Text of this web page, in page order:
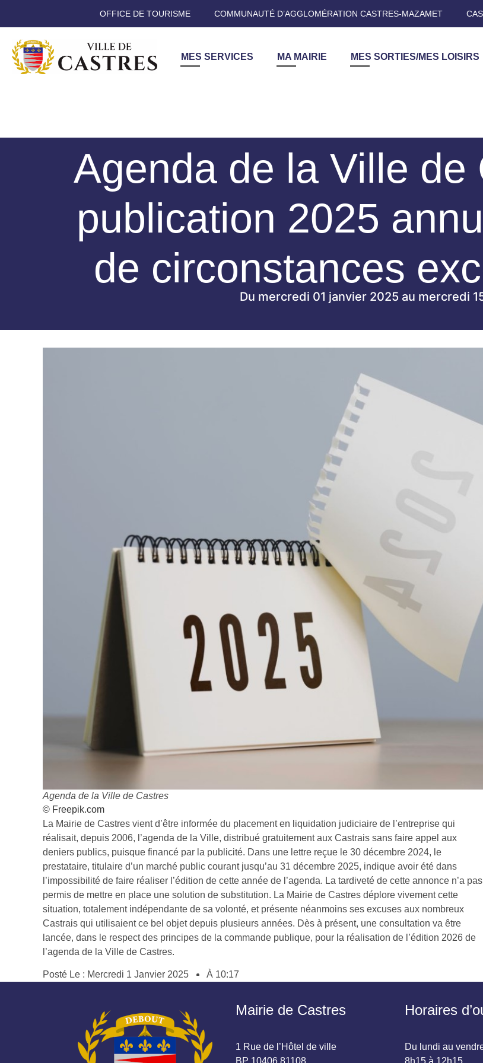
OFFICE DE TOURISME COMMUNAUTÉ D’AGGLOMÉRATION CASTRES-MAZAMET
MES SERVICES MA MAIRIE MES SORTIES/MES LOISIRS
Agenda de la Ville de
publication 2025
de circonstances
Du mercredi 01 janvier 2025 au mercredi
Agenda de la Ville de Castres
© Freepik.com
La Mairie de Castres vient d’être informée du placement en liquidation judiciaire de l’entreprise qui
réalisait, depuis 2006, l’agenda de la Ville, distribué gratuitement aux Castrais sans faire appel aux
deniers publics, puisque financé par la publicité. Dans une lettre reçue le 30 décembre 2024, le
prestataire, titulaire d’un marché public courant jusqu’au 31 décembre 2025, indique avoir été dans
l’impossibilité de faire réaliser l’édition de cette année de l’agenda. La tardiveté de cette annonce n’a pas
permis de mettre en place une solution de substitution. La Mairie de Castres déplore vivement cette
situation, totalement indépendante de sa volonté, et présente néanmoins ses excuses aux nombreux
Castrais qui utilisaient ce bel objet depuis plusieurs années. Dès à présent, une consultation va être
lancée, dans le respect des principes de la commande publique, pour la réalisation de l’édition 2026 de
l’agenda de la Ville de Castres.
Posté Le : Mercredi 1 Janvier 2025 À 10:17
Mairie de Castres
1 Rue de l’Hôtel de ville
Horaires
Du lundi au